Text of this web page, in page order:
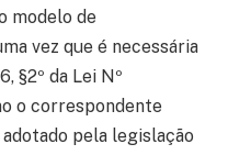
modelo de
vez que é necessária
§2º da Lei Nº
o correspondente
adotado pela legislação